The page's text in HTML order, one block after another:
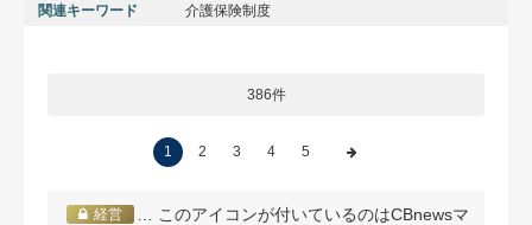
関連キーワード 介護保険制度
386件
1 2 3 4 5
経営
… このアイコンが付いているのはCBnewsマ